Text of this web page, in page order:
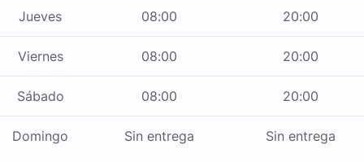
Jueves 08:00 20:00
Viernes 08:00 20:00
Sábado 08:00 20:00
Domingo Sin entrega Sin entrega